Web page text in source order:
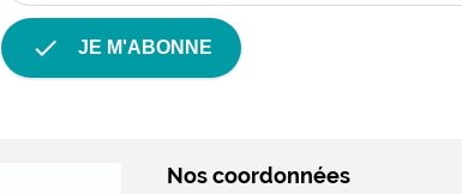
check JE M'ABONNE
Nos coordonnées